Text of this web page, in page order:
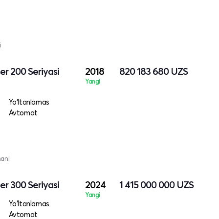
200 Seriyasi
Yo‘ltanlamas
Avtomat
2018
Yangi
820 183 680 UZS
300 Seriyasi
Yo‘ltanlamas
Avtomat
2024
Yangi
1 415 000 000 UZS